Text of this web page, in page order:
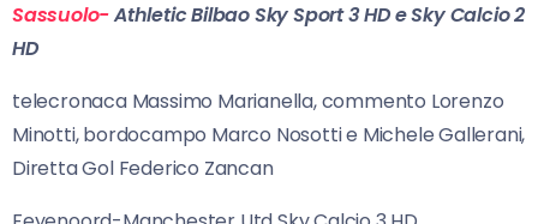
Sassuolo-Athletic Bilbao Sky Sport 3 HD e Sky Calcio 2
HD
telecronaca Massimo Marianella, commento Lorenzo
Minotti, bordocampo Marco Nosotti e Michele Gallerani,
Diretta Gol Federico Zancan